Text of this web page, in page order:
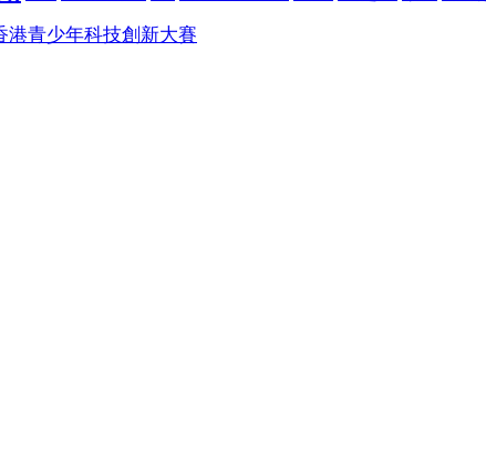
港青少年科技創新大賽